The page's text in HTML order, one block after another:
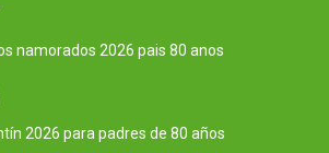
namorados 2026 pais 80 anos
2026 para padres de 80 años